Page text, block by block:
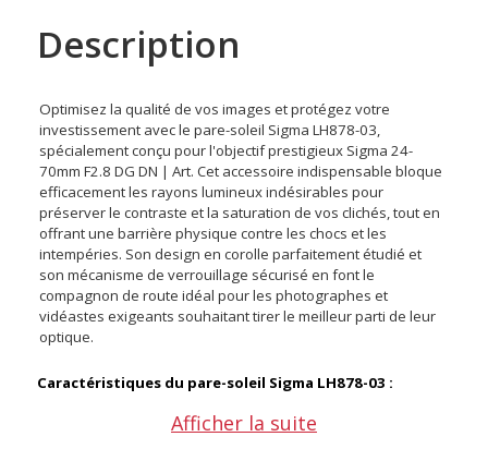
Description
Optimisez la qualité de vos images et protégez votre
investissement avec le pare-soleil Sigma LH878-03,
spécialement conçu pour l'objectif prestigieux Sigma 24-
70mm F2.8 DG DN | Art. Cet accessoire indispensable bloque
efficacement les rayons lumineux indésirables pour
préserver le contraste et la saturation de vos clichés, tout en
offrant une barrière physique contre les chocs et les
intempéries. Son design en corolle parfaitement étudié et
son mécanisme de verrouillage sécurisé en font le
compagnon de route idéal pour les photographes et
vidéastes exigeants souhaitant tirer le meilleur parti de leur
optique.
Caractéristiques du pare-soleil Sigma LH878-03 :
Afficher la suite